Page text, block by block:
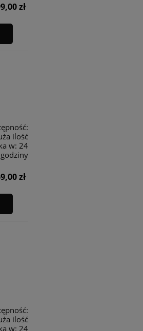
zł
ilość
w: 24
godziny
zł
ilość
w: 24